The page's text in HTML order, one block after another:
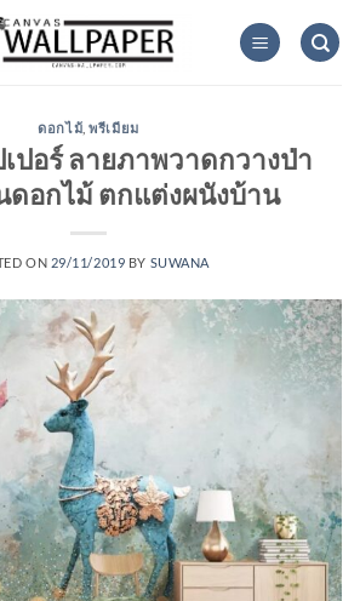
ดอกไม้ ,พรีเมียม
ปอร์ ลายภาพวาดกวางป่า
ดอกไม้ ตกแต่งผนังบ้าน
ON 29/11/2019 BY SUWANA